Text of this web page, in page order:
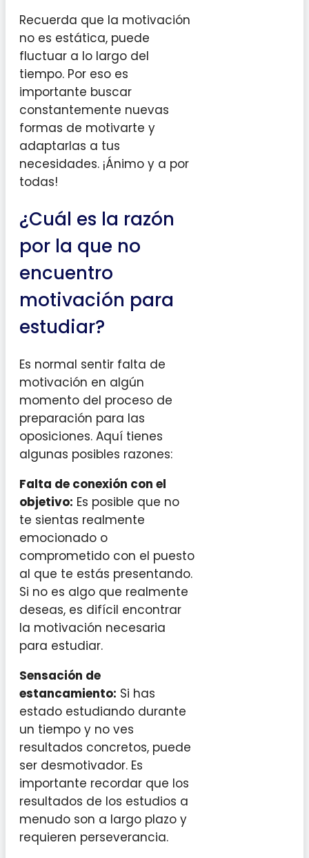
Recuerda que la motivación
no es estática, puede
fluctuar a lo largo del
tiempo. Por eso es
importante buscar
constantemente nuevas
formas de motivarte y
adaptarlas a tus
necesidades. ¡Ánimo y a por
todas!
¿Cuál es la razón
por la que no
encuentro
motivación para
estudiar?
Es normal sentir falta de
motivación en algún
momento del proceso de
preparación para las
oposiciones. Aquí tienes
algunas posibles razones:
Falta de conexión con el
objetivo: Es posible que no
te sientas realmente
emocionado o
comprometido con el puesto
al que te estás presentando.
Si no es algo que realmente
deseas, es difícil encontrar
la motivación necesaria
para estudiar.
Sensación de
estancamiento: Si has
estado estudiando durante
un tiempo y no ves
resultados concretos, puede
ser desmotivador. Es
importante recordar que los
resultados de los estudios a
menudo son a largo plazo y
requieren perseverancia.